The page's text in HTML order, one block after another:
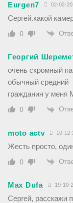
Eurgen7 02-02-
Сергей.какой
0
Георгий
очень скромный
обычный средний
гражданин у меня
0
moto actv 10-
Жесть просто,
0
Max Dufa 19-10-
Сергей, расскажи